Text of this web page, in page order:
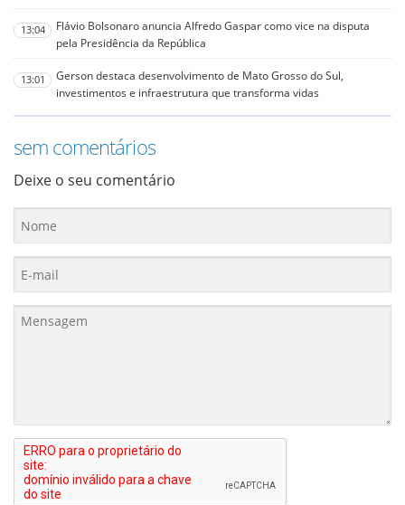
13:04
Flávio Bolsonaro anuncia Alfredo Gaspar como vice na disputa
pela Presidência da República
13:01
Gerson destaca desenvolvimento de Mato Grosso do Sul,
investimentos e infraestrutura que transforma vidas
sem comentários
Deixe o seu comentário